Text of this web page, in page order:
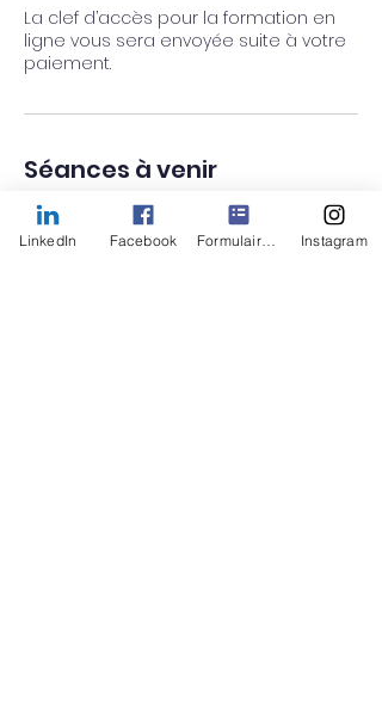
La clef d’accès pour la formation en
ligne vous sera envoyée suite à votre
Séances à venir
LinkedIn Facebook Formulaire de contact Instagram